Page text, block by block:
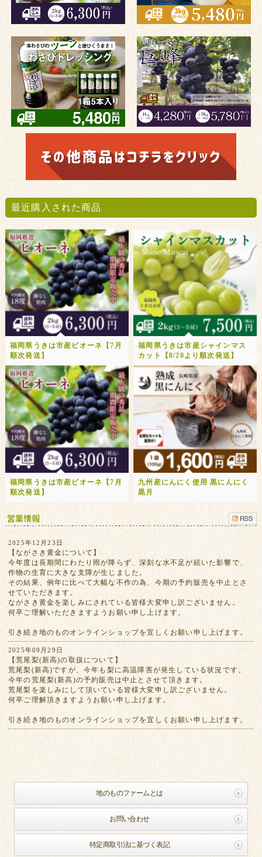
最近購入された商品
福岡県うきは市産ピオーネ【7月
順次発送】
福岡県うきは市産シャインマス
カット【8/20より順次発送】
福岡県うきは市産ピオーネ【7月
順次発送】
九州産にんにく使用 黒にんにく
黒月
2025年12月23日
【ながさき黄金について】
今年度は長期間にわたり雨が降らず、深刻な水不足が続いた影響で、
作物の生育に大きな支障が生じました。
その結果、例年に比べて大幅な不作の為、今期の予約販売を中止とさ
せていただきます。
ながさき黄金を楽しみにされている皆様大変申し訳ございません。
何卒ご理解いただきますようお願い申し上げます。
引き続き地のものオンラインショップを宜しくお願い申し上げます。
2025年09月29日
【荒尾梨(新高)の取扱について】
荒尾梨(新高)ですが、今年も梨に高温障害が発生している状況です。
今年の荒尾梨(新高)の予約販売は中止とさせて頂きます。
荒尾梨を楽しみにして頂いている皆様大変申し訳ございません。
何卒ご理解頂きますようお願い申し上げます。
引き続き地のものオンラインショップを宜しくお願い申し上げます。
地のものファームとは
お問い合わせ
特定商取引法に基づく表記